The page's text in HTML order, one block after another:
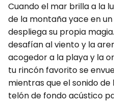
Cuando el mar brilla a la
de la montaña yace en
despliega su propia
desafían al viento y la
acogedor a la playa y la
tu rincón favorito se
mientras que el sonido
telón de fondo acústico